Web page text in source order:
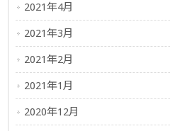
2021年4月
2021年3月
2021年2月
2021年1月
2020年12月